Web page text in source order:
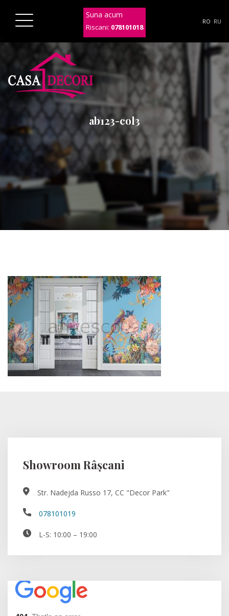
Suna acum
Riscani: 078101018
RO RU
ab123-col3
Showroom Râșcani
Str. Nadejda Russo 17, CC "Decor Park"
078101019
L-S: 10:00 – 19:00